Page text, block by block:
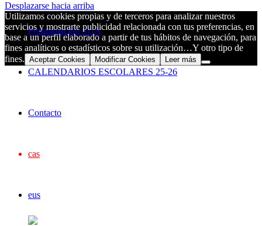
Programación SUA
CALENDARIOS ESCOLARES 25-26
Contacto
cas
eus
Desplazarse hacia arriba
Utilizamos cookies propias y de terceros para analizar nuestros
servicios y mostrarte publicidad relacionada con tus preferencias, en
base a un perfil elaborado a partir de tus hábitos de navegación, para
fines analíticos o estadísticos sobre su utilización…Y otro tipo de
fines. Aceptar Cookies Modificar Cookies Leer más